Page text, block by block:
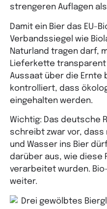
strengeren Auflagen
Damit ein Bier das EU-
Verbandssiegel wie
Naturland tragen darf,
Lieferkette transparent
Aussaat über die Ernte
kontrolliert, dass
eingehalten werden.
Wichtig: Das deutsche
schreibt zwar vor, dass
und Wasser ins Bier
darüber aus, wie
verarbeitet wurden.
weiter.